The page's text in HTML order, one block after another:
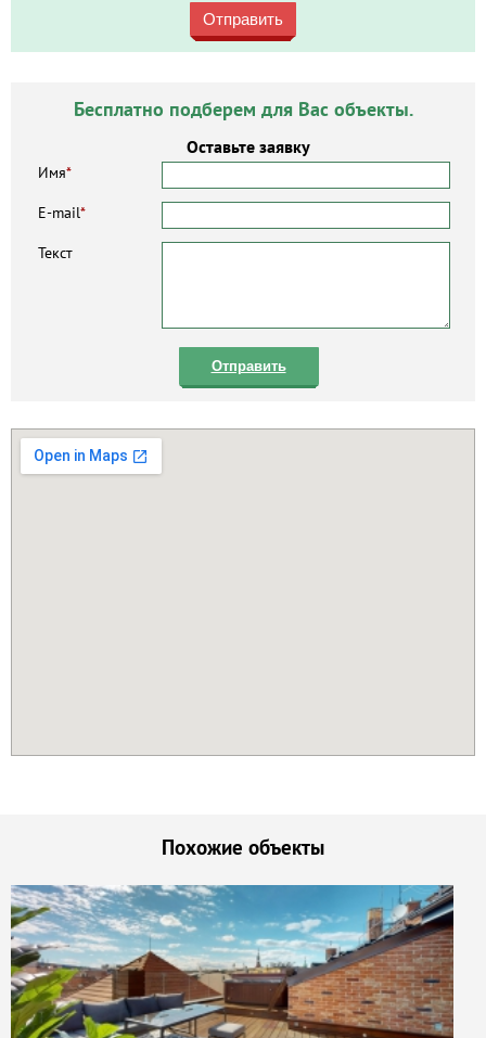
Отправить
Бесплатно подберем для Вас объекты.
Оставьте заявку
Имя*
E-mail*
Текст
Отправить
Похожие объекты